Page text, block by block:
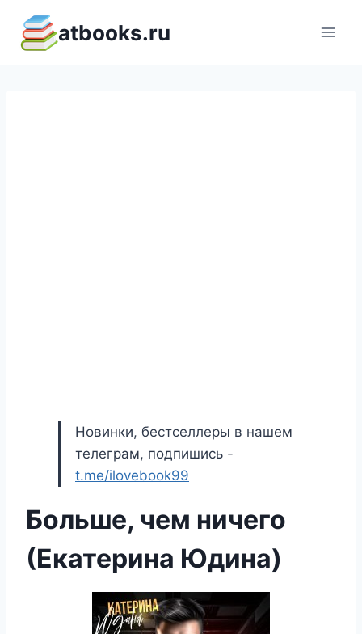
содержимому
atbooks.ru
Новинки, бестселлеры в нашем
телеграм, подпишись -
t.me/ilovebook99
Больше, чем ничего
(Екатерина Юдина)